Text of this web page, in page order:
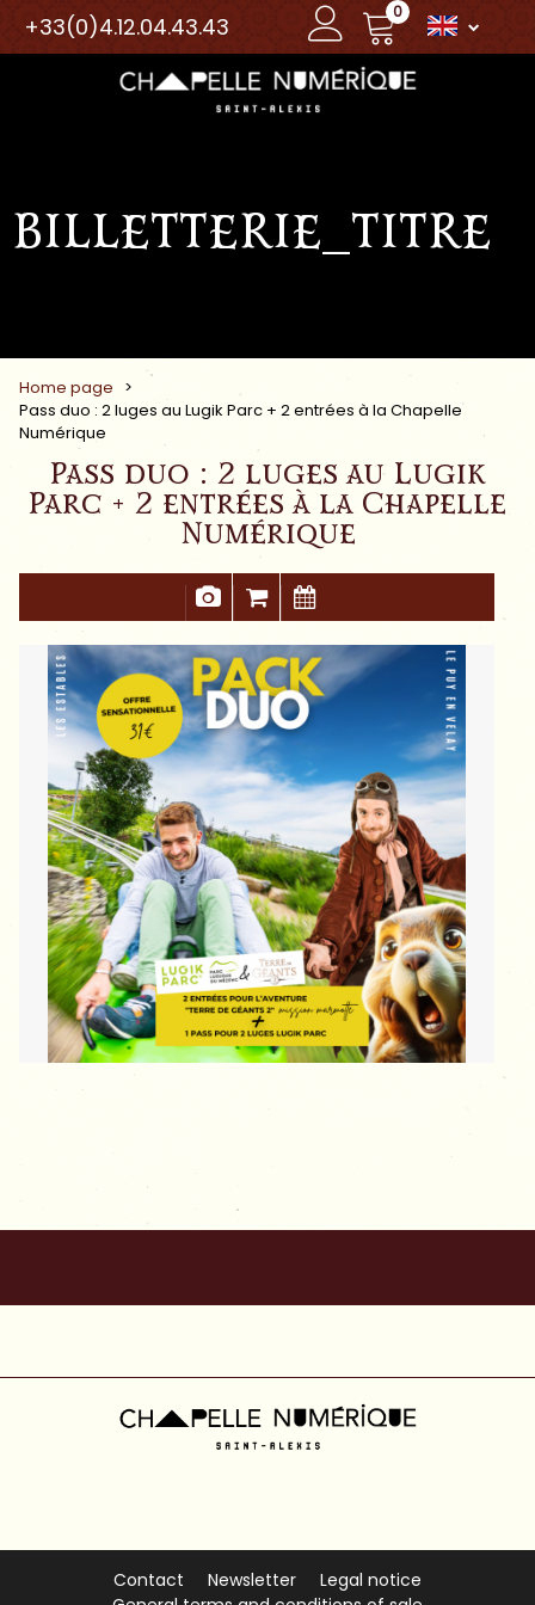
+33(0)4.12.04.43.43
0
BILLETTERIE_TITRE
Home page >
Pass duo : 2 luges au Lugik Parc + 2 entrées à la Chapelle
Numérique
Pass duo : 2 luges au Lugik
Parc + 2 entrées à la Chapelle
Numérique
Contact Newsletter
Legal notice